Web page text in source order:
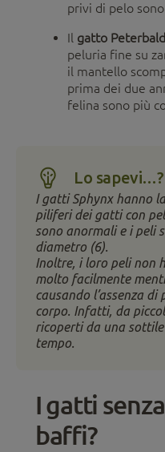
privi di pelo
Il gatto Peterbald
peluria fine su
il mantello
prima dei due
felina sono più
Lo sapevi…?
I gatti Sphynx hanno
piliferi dei gatti con
sono anormali e i peli
diametro (6).
Inoltre, i loro peli non
molto facilmente
causando l’assenza
corpo. Infatti, da
ricoperti da una
tempo.
I gatti
baffi?